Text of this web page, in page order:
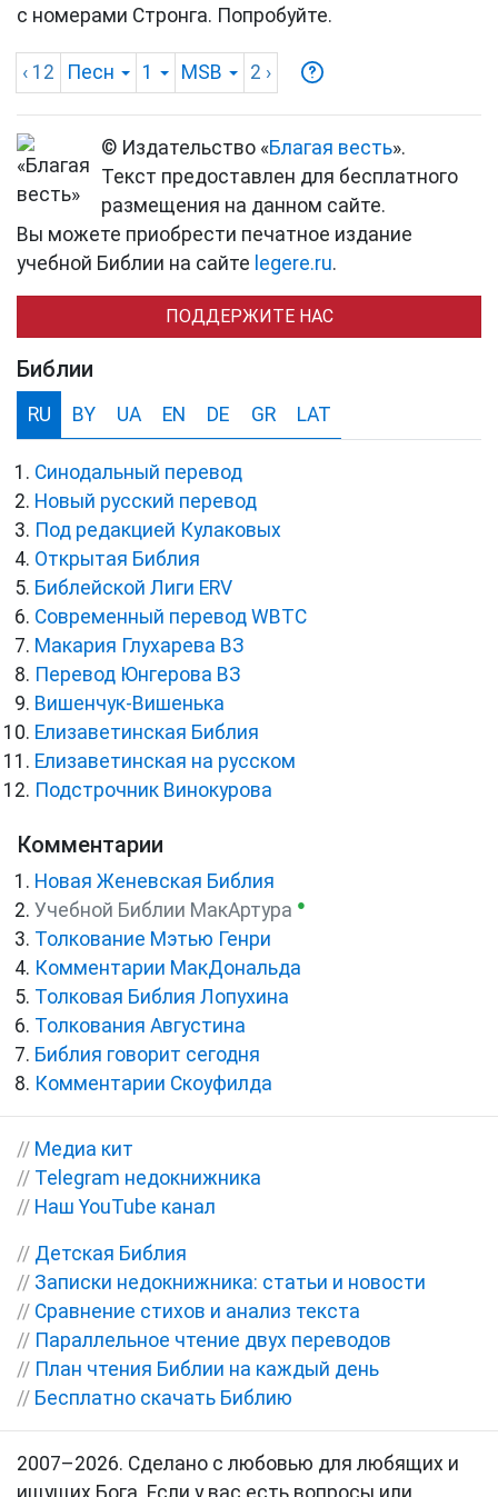
с номерами Стронга. Попробуйте.
‹ 12 Песн 1 MSB 2 ›
© Издательство «Благая весть».
Текст предоставлен для бесплатного
размещения на данном сайте.
Вы можете приобрести печатное издание
учебной Библии на сайте legere.ru.
ПОДДЕРЖИТЕ НАС
Библии
RU BY UA EN DE GR LAT
Синодальный перевод
Новый русский перевод
Под редакцией Кулаковых
Открытая Библия
Библейской Лиги ERV
Cовременный перевод WBTC
Макария Глухарева ВЗ
Перевод Юнгерова ВЗ
Вишенчук-Вишенька
Елизаветинская Библия
Елизаветинская на русском
Подстрочник Винокурова
Комментарии
Новая Женевская Библия
Учебной Библии МакАртура ●
Толкование Мэтью Генри
Комментарии МакДональда
Толковая Библия Лопухина
Толкования Августина
Библия говорит сегодня
Комментарии Скоуфилда
// Медиа кит
// Telegram недокнижника
// Наш YouTube канал
// Детская Библия
// Записки недокнижника: статьи и новости
// Сравнение стихов и анализ текста
// Параллельное чтение двух переводов
// План чтения Библии на каждый день
// Бесплатно скачать Библию
2007–2026. Сделано с любовью для любящих и
ищущих Бога. Если у вас есть вопросы или